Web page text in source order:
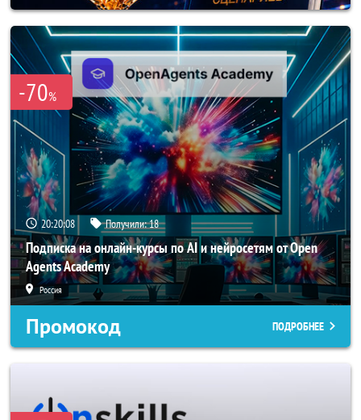
-70%
20:20:05 Получили:18
Подписка на онлайн-курсы по AI и нейросетям от Open
Agents Academy
Россия
Промокод ПОДРОБНЕЕ